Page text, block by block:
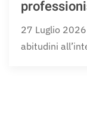
27 Luglio
abitudini